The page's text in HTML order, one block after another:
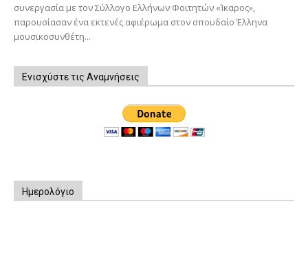
συνεργασία με τον Σύλλογο Ελλήνων Φοιτητών «Ίκαρος»,
παρουσίασαν ένα εκτενές αφιέρωμα στον σπουδαίο Έλληνα
μουσικοσυνθέτη...
Ενισχύστε τις Αναμνήσεις
Ημερολόγιο